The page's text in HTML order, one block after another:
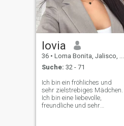
verlängert.
lovia
36 • Loma Bonita, Jalisco, Mexiko
Suche: 32 - 71
Ich bin ein fröhliches und
sehr zielstrebiges Mädchen.
Ich bin eine liebevolle,
freundliche und sehr